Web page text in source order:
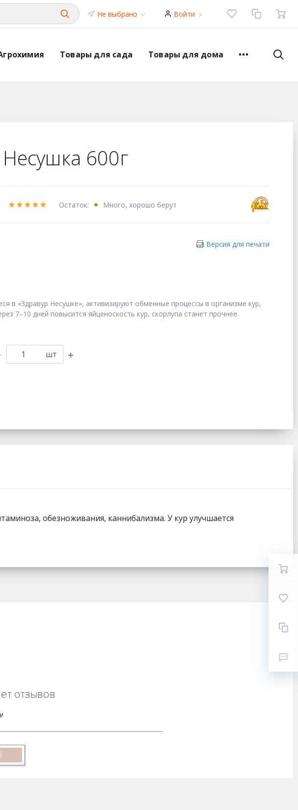
Не выбрано Войти
Товары для сада Товары для дома
600г
Остаток: Много, хорошо берут
Версия для печати
в «Здравур Несушке», активизируют обменные процессы в организме кур,
7–10 дней повысится яйценоскость кур, скорлупа станет прочнее.
шт
обезноживания, каннибализма. У кур улучшается
отзывов